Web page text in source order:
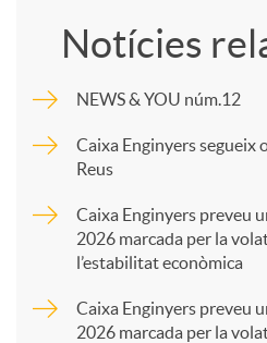
p
a
Notícies
NEWS & YOU núm.12
Caixa Enginyers segueix
Reus
Caixa Enginyers preveu
2026 marcada per la
l’estabilitat econòmica
Caixa Enginyers preveu
2026 marcada per la